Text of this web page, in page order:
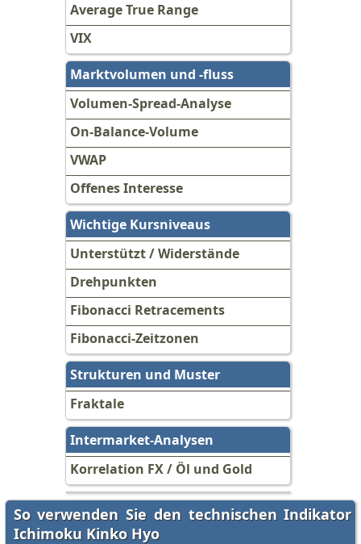
Average True Range
VIX
Marktvolumen und -fluss
Volumen-Spread-Analyse
On-Balance-Volume
VWAP
Offenes Interesse
Wichtige Kursniveaus
Unterstützt / Widerstände
Drehpunkten
Fibonacci Retracements
Fibonacci-Zeitzonen
Strukturen und Muster
Fraktale
Intermarket-Analysen
Korrelation FX / Öl und Gold
So verwenden Sie den technischen Indikator
Ichimoku Kinko Hyo